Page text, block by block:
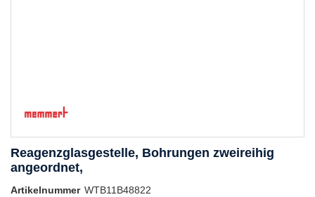
Reagenzglasgestelle, Bohrungen zweireihig
angeordnet,
Artikelnummer WTB11B48822